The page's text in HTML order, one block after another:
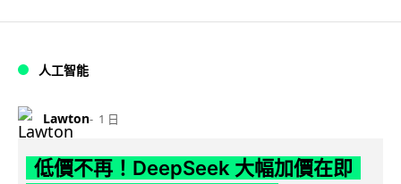
人工智能
Lawton 1 日
低價不再！DeepSeek 大幅加價在即